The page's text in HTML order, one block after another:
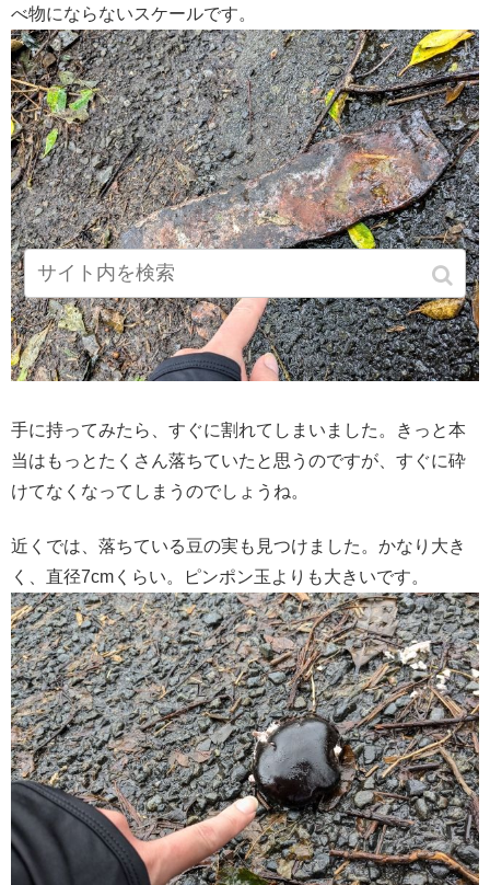
べ物にならないスケールです。
手に持ってみたら、すぐに割れてしまいました。きっと本
当はもっとたくさん落ちていたと思うのですが、すぐに砕
けてなくなってしまうのでしょうね。
近くでは、落ちている豆の実も見つけました。かなり大き
く、直径7cmくらい。ピンポン玉よりも大きいです。